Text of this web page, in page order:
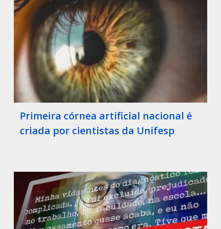
Primeira córnea artificial nacional é
criada por cientistas da Unifesp